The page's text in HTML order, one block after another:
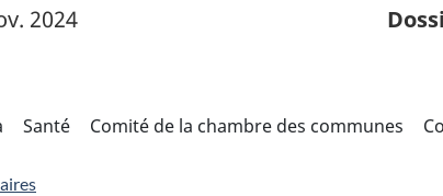
2024
Santé Comité de la chambre des communes